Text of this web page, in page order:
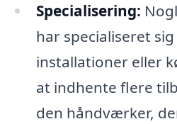
Specialisering:
har specialiseret
installationer eller
at indhente flere
den håndværker,